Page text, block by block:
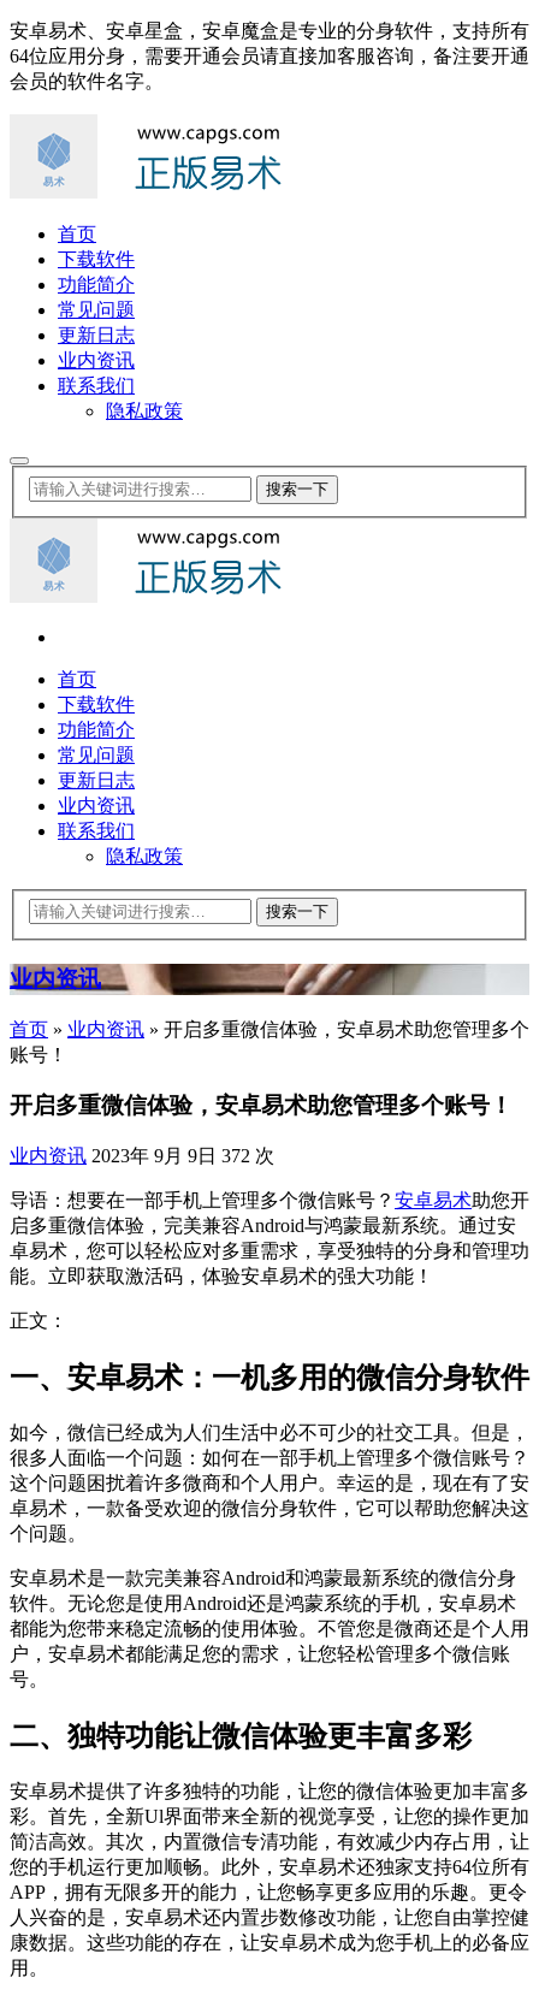
安卓易术、安卓星盒，安卓魔盒是专业的分身软件，支持所有
64位应用分身，需要开通会员请直接加客服咨询，备注要开通
会员的软件名字。
首页
下载软件
功能简介
常见问题
更新日志
业内资讯
联系我们
隐私政策
首页
下载软件
功能简介
常见问题
更新日志
业内资讯
联系我们
隐私政策
业内资讯
首页 » 业内资讯 » 开启多重微信体验，安卓易术助您管理多个
账号！
开启多重微信体验，安卓易术助您管理多个账号！
业内资讯 2023年 9月 9日 372 次
导语：想要在一部手机上管理多个微信账号？ 安卓易术助您开
启多重微信体验，完美兼容Android与鸿蒙最新系统。通过安
卓易术，您可以轻松应对多重需求，享受独特的分身和管理功
能。立即获取激活码，体验安卓易术的强大功能！
正文：
一、安卓易术：一机多用的微信分身软件
如今，微信已经成为人们生活中必不可少的社交工具。但是，
很多人面临一个问题：如何在一部手机上管理多个微信账号？
这个问题困扰着许多微商和个人用户。幸运的是，现在有了安
卓易术，一款备受欢迎的微信分身软件，它可以帮助您解决这
个问题。
安卓易术是一款完美兼容Android和鸿蒙最新系统的微信分身
软件。无论您是使用Android还是鸿蒙系统的手机，安卓易术
都能为您带来稳定流畅的使用体验。不管您是微商还是个人用
户，安卓易术都能满足您的需求，让您轻松管理多个微信账
号。
二、独特功能让微信体验更丰富多彩
安卓易术提供了许多独特的功能，让您的微信体验更加丰富多
彩。首先，全新Ul界面带来全新的视觉享受，让您的操作更加
简洁高效。其次，内置微信专清功能，有效减少内存占用，让
您的手机运行更加顺畅。此外，安卓易术还独家支持64位所有
APP，拥有无限多开的能力，让您畅享更多应用的乐趣。更令
人兴奋的是，安卓易术还内置步数修改功能，让您自由掌控健
康数据。这些功能的存在，让安卓易术成为您手机上的必备应
用。